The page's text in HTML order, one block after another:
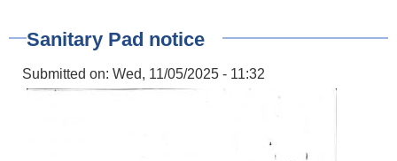
Sanitary Pad notice
Submitted on: Wed, 11/05/2025 - 11:32